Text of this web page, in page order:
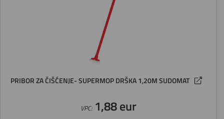
PRIBOR ZA ČIŠĆENJE- SUPERMOP DRŠKA 1,20M SUDOMAT
VPC:1,88 eur